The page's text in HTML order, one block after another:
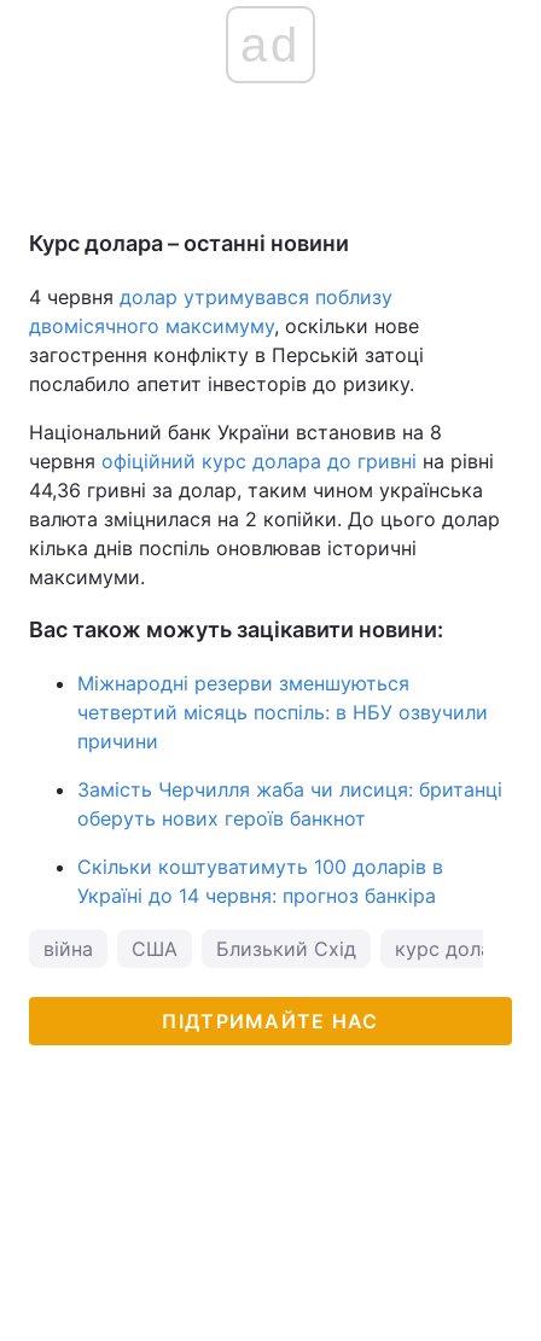
ad
Курс долара – останні новини
4 червня долар утримувався поблизу
двомісячного максимуму, оскільки нове
загострення конфлікту в Перській затоці
послабило апетит інвесторів до ризику.
Національний банк України встановив на 8
червня офіційний курс долара до гривні на рівні
44,36 гривні за долар, таким чином українська
валюта зміцнилася на 2 копійки. До цього долар
кілька днів поспіль оновлював історичні
максимуми.
Вас також можуть зацікавити новини:
Міжнародні резерви зменшуються
четвертий місяць поспіль: в НБУ озвучили
причини
Замість Черчилля жаба чи лисиця: британці
оберуть нових героїв банкнот
Скільки коштуватимуть 100 доларів в
Україні до 14 червня: прогноз банкіра
війна США Близький Схід курс долара
ПІДТРИМАЙТЕ НАС